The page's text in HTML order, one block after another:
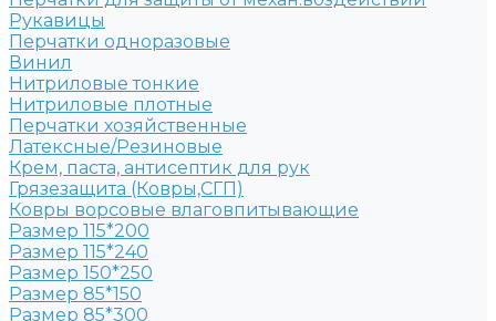
Рукавицы
Перчатки одноразовые
Винил
Нитриловые тонкие
Нитриловые плотные
Перчатки хозяйственные
Латексные/Резиновые
Крем, паста, антисептик для рук
Грязезащита (Ковры,СГП)
Ковры ворсовые влаговпитывающие
Размер 115*200
Размер 115*240
Размер 150*250
Размер 85*150
Размер 85*300